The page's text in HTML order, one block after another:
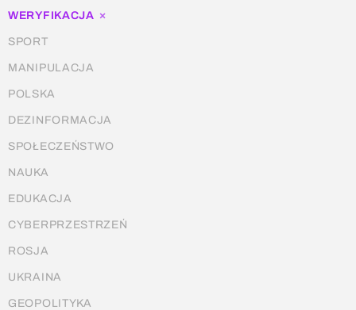
WERYFIKACJA ×
SPORT
MANIPULACJA
POLSKA
DEZINFORMACJA
SPOŁECZEŃSTWO
NAUKA
EDUKACJA
CYBERPRZESTRZEŃ
ROSJA
UKRAINA
GEOPOLITYKA